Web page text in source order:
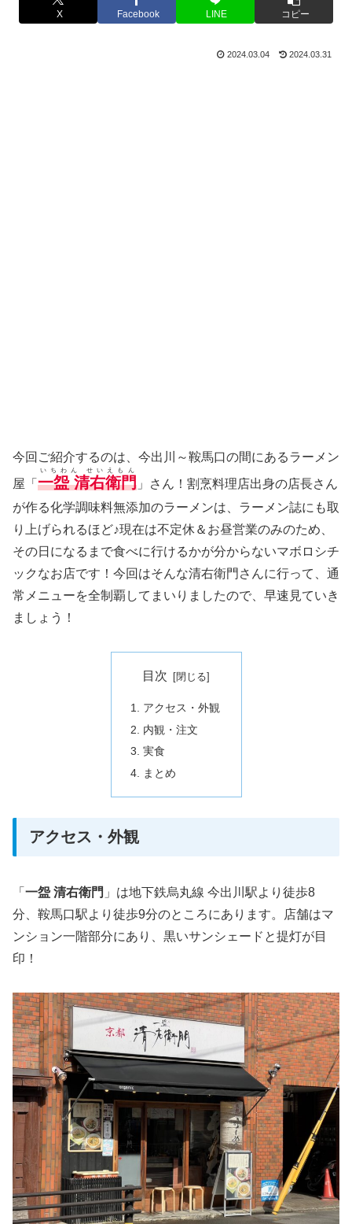
X Facebook LINE コピー
2024.03.04 2024.03.31
今回ご紹介するのは、今出川～鞍馬口の間にあるラーメン
屋「 一盌 清右衛門
いちわん せいえもん
」さん！割烹料理店出身の店長さん
が作る化学調味料無添加のラーメンは、ラーメン誌にも取
り上げられるほど♪現在は不定休＆お昼営業のみのため、
その日になるまで食べに行けるかが分からないマボロシチ
ックなお店です！今回はそんな清右衛門さんに行って、通
常メニューを全制覇してまいりましたので、早速見ていき
ましょう！
目次
アクセス・外観
内観・注文
実食
まとめ
アクセス・外観
「 一盌 清右衛門 」は地下鉄烏丸線 今出川駅より徒歩8
分、鞍馬口駅より徒歩9分のところにあります。店舗はマ
ンション一階部分にあり、黒いサンシェードと提灯が目
印！